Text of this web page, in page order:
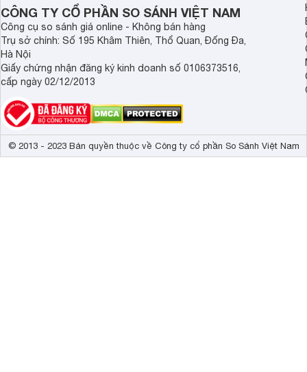
CÔNG TY CỔ PHẦN SO SÁNH VIỆT NAM
Công cụ so sánh giá online - Không bán hàng
Trụ sở chính: Số 195 Khâm Thiên, Thổ Quan, Đống Đa,
Hà Nội
Giấy chứng nhận đăng ký kinh doanh số 0106373516,
cấp ngày 02/12/2013
© 2013 - 2023 Bản quyền thuộc về Công ty cổ phần So Sánh Việt Nam